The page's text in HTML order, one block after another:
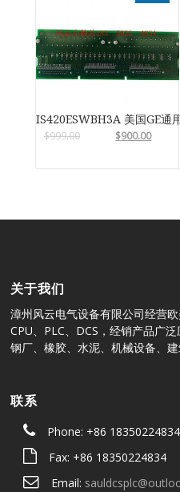
IS420ESWBH3A 美国GE通
$999.00 $900.00
关于我们
漳州风云电气设备有限公司经营
CPU、PLC、DCS，经销产品广
钢厂、橡胶、水泥、机械设备、建
联系
Phone: +86 18350224834
Fax: +86 18350224834
Email: